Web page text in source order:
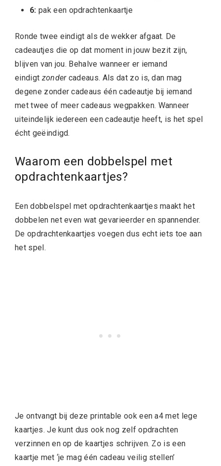
6: pak een opdrachtenkaartje
Ronde twee eindigt als de wekker afgaat. De
cadeautjes die op dat moment in jouw bezit zijn,
blijven van jou. Behalve wanneer er iemand
eindigt zondercadeaus. Als dat zo is, dan mag
degene zonder cadeaus één cadeautje bij iemand
met twee of meer cadeaus wegpakken. Wanneer
uiteindelijk iedereen een cadeautje heeft, is het spel
écht geëindigd.
Waarom een dobbelspel met
opdrachtenkaartjes?
Een dobbelspel met opdrachtenkaartjes maakt het
dobbelen net even wat gevarieerder en spannender.
De opdrachtenkaartjes voegen dus echt iets toe aan
het spel.
Je ontvangt bij deze printable ook een a4 met lege
kaartjes. Je kunt dus ook nog zelf opdrachten
verzinnen en op de kaartjes schrijven. Zo is een
kaartje met ‘je mag één cadeau veilig stellen’